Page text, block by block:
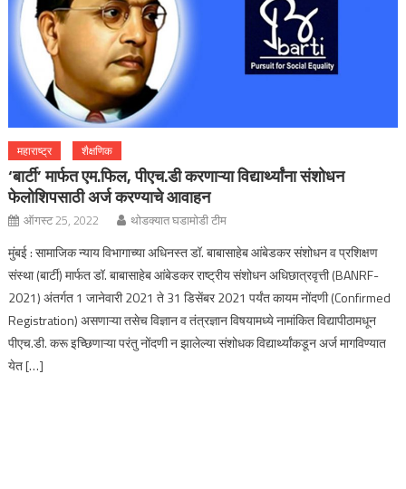
महाराष्ट्र शैक्षणिक
‘बार्टी’ मार्फत एम.फिल, पीएच.डी करणाऱ्या विद्यार्थ्यांना संशोधन
फेलोशिपसाठी अर्ज करण्याचे आवाहन
ऑगस्ट 25, 2022 थोडक्यात घडामोडी टीम
मुंबई : सामाजिक न्याय विभागाच्या अधिनस्त डॉ. बाबासाहेब आंबेडकर संशोधन व प्रशिक्षण
संस्था (बार्टी) मार्फत डॉ. बाबासाहेब आंबेडकर राष्ट्रीय संशोधन अधिछात्रवृत्ती (BANRF-
2021) अंतर्गत 1 जानेवारी 2021 ते 31 डिसेंबर 2021 पर्यंत कायम नोंदणी (Confirmed
Registration) असणाऱ्या तसेच विज्ञान व तंत्रज्ञान विषयामध्ये नामांकित विद्यापीठामधून
पीएच.डी. करू इच्छिणाऱ्या परंतु नोंदणी न झालेल्या संशोधक विद्यार्थ्यांकडून अर्ज मागविण्यात
येत […]